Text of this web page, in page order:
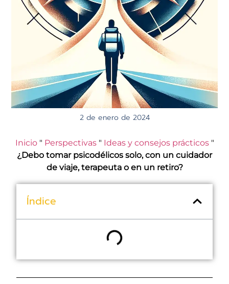
2 de enero de 2024
Inicio" Perspectivas" Ideas y consejos prácticos"
¿Debo tomar psicodélicos solo, con un cuidador
de viaje, terapeuta o en un retiro?
Índice